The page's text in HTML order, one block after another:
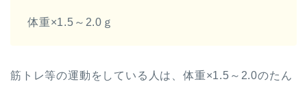
体重×1.5～2.0ｇ
筋トレ等の運動をしている人は、体重×1.5～2.0のたん